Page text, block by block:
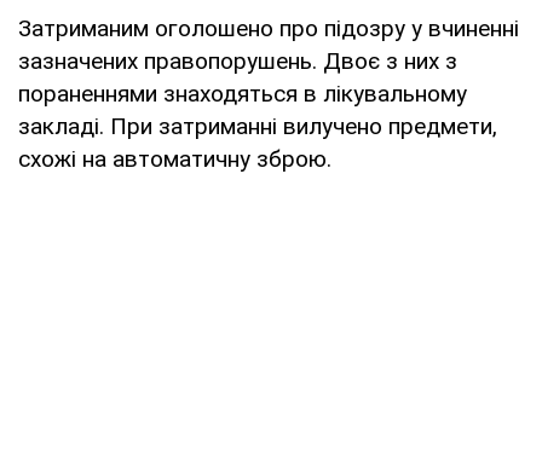
Затриманим оголошено про підозру у вчиненні
зазначених правопорушень. Двоє з них з
пораненнями знаходяться в лікувальному
закладі. При затриманні вилучено предмети,
схожі на автоматичну зброю.